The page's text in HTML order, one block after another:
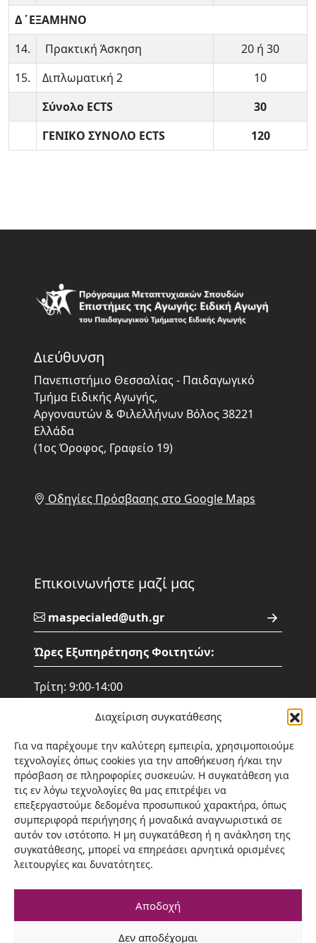
Διαχείριση συγκατάθεσης
Για να παρέχουμε την καλύτερη εμπειρία, χρησιμοποιούμε
τεχνολογίες όπως cookies για την αποθήκευση ή/και την
πρόσβαση σε πληροφορίες συσκευών. Η συγκατάθεση για
τις εν λόγω τεχνολογίες θα μας επιτρέψει να
επεξεργαστούμε δεδομένα προσωπικού χαρακτήρα, όπως
συμπεριφορά περιήγησης ή μοναδικά αναγνωριστικά σε
αυτόν τον ιστότοπο. Η μη συγκατάθεση ή η ανάκληση της
συγκατάθεσης, μπορεί να επηρεάσει αρνητικά ορισμένες
λειτουργίες και δυνατότητες.
Αποδοχή
Δεν αποδέχομαι
Δ΄ΕΞΑΜΗΝΟ
14.
Πρακτική Άσκηση
20 ή 30
15.
Διπλωματική 2
10
Σύνολο ECTS
30
ΓΕΝΙΚΟ ΣΥΝΟΛΟ ECTS 120
Διεύθυνση
Πανεπιστήμιο Θεσσαλίας - Παιδαγωγικό
Τμήμα Ειδικής Αγωγής,
Αργοναυτών & Φιλελλήνων Βόλος 38221
Ελλάδα
(1ος Όροφος, Γραφείο 19)
Οδηγίες Πρόσβασης στο Google Maps
Επικοινωνήστε μαζί μας
maspecialed@uth.gr
Ώρες Εξυπηρέτησης Φοιτητών:
Τρίτη: 9:00-14:00
Τετάρτη: 9:00-14:00
Πέμπτη: 9:00- 14:00
Παρασκευή: 15:00 – 20:00
Σάββατο: 9:00 - 14:00
Σημείωση: Η επικοινωνία γίνεται
αποκλειστικά τις ώρες που αναφέρονται
παραπάνω ή ηλεκτρονικά.
(+30) 24210-74756